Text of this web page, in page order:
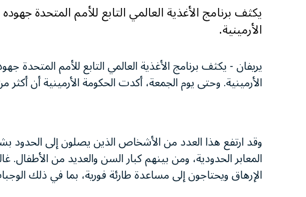
يكثف برنامج الأغذية العالمي التابع للأمم المتحدة
الأرمينية.
يريفان - يكثف برنامج الأغذية العالمي التابع للأمم
الأرمينية. وحتى يوم الجمعة، أكدت الحكومة الأرمينية أن أكثر من 90 ألف شخص لجأوا إلى أرمينيا منذ 23
وقد ارتفع هذا العدد من الأشخاص الذين يصلون إلى الحدود
المعابر الحدودية، ومن بينهم كبار السن والعديد من
الإرهاق ويحتاجون إلى مساعدة طارئة فورية، بما في ذلك